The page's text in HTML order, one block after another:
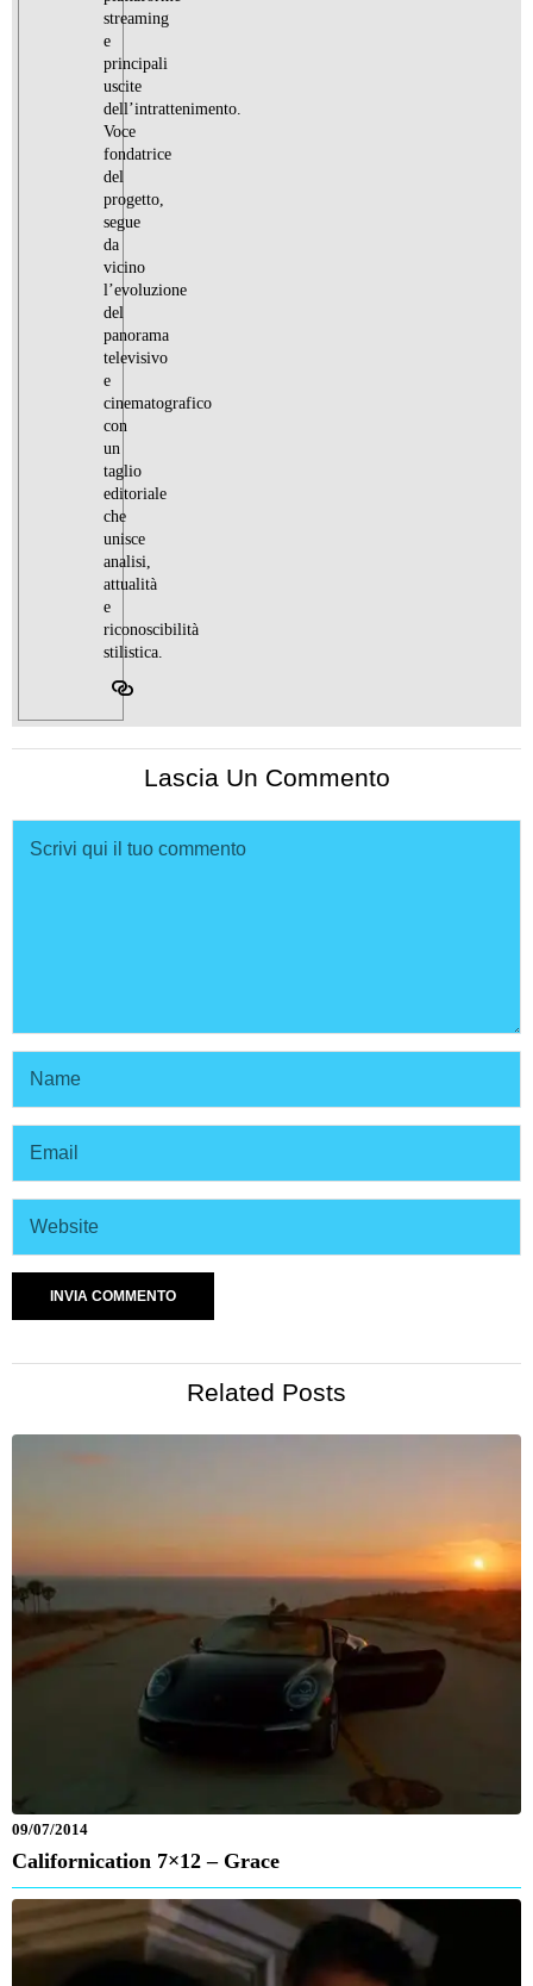
streaming
e
principali
uscite
dell’intrattenimento.
Voce
fondatrice
del
progetto,
segue
da
vicino
l’evoluzione
del
panorama
televisivo
e
cinematografico
con
un
taglio
editoriale
che
unisce
analisi,
attualità
e
riconoscibilità
stilistica.
Lascia Un Commento
Related Posts
09/07/2014
Californication 7×12 – Grace